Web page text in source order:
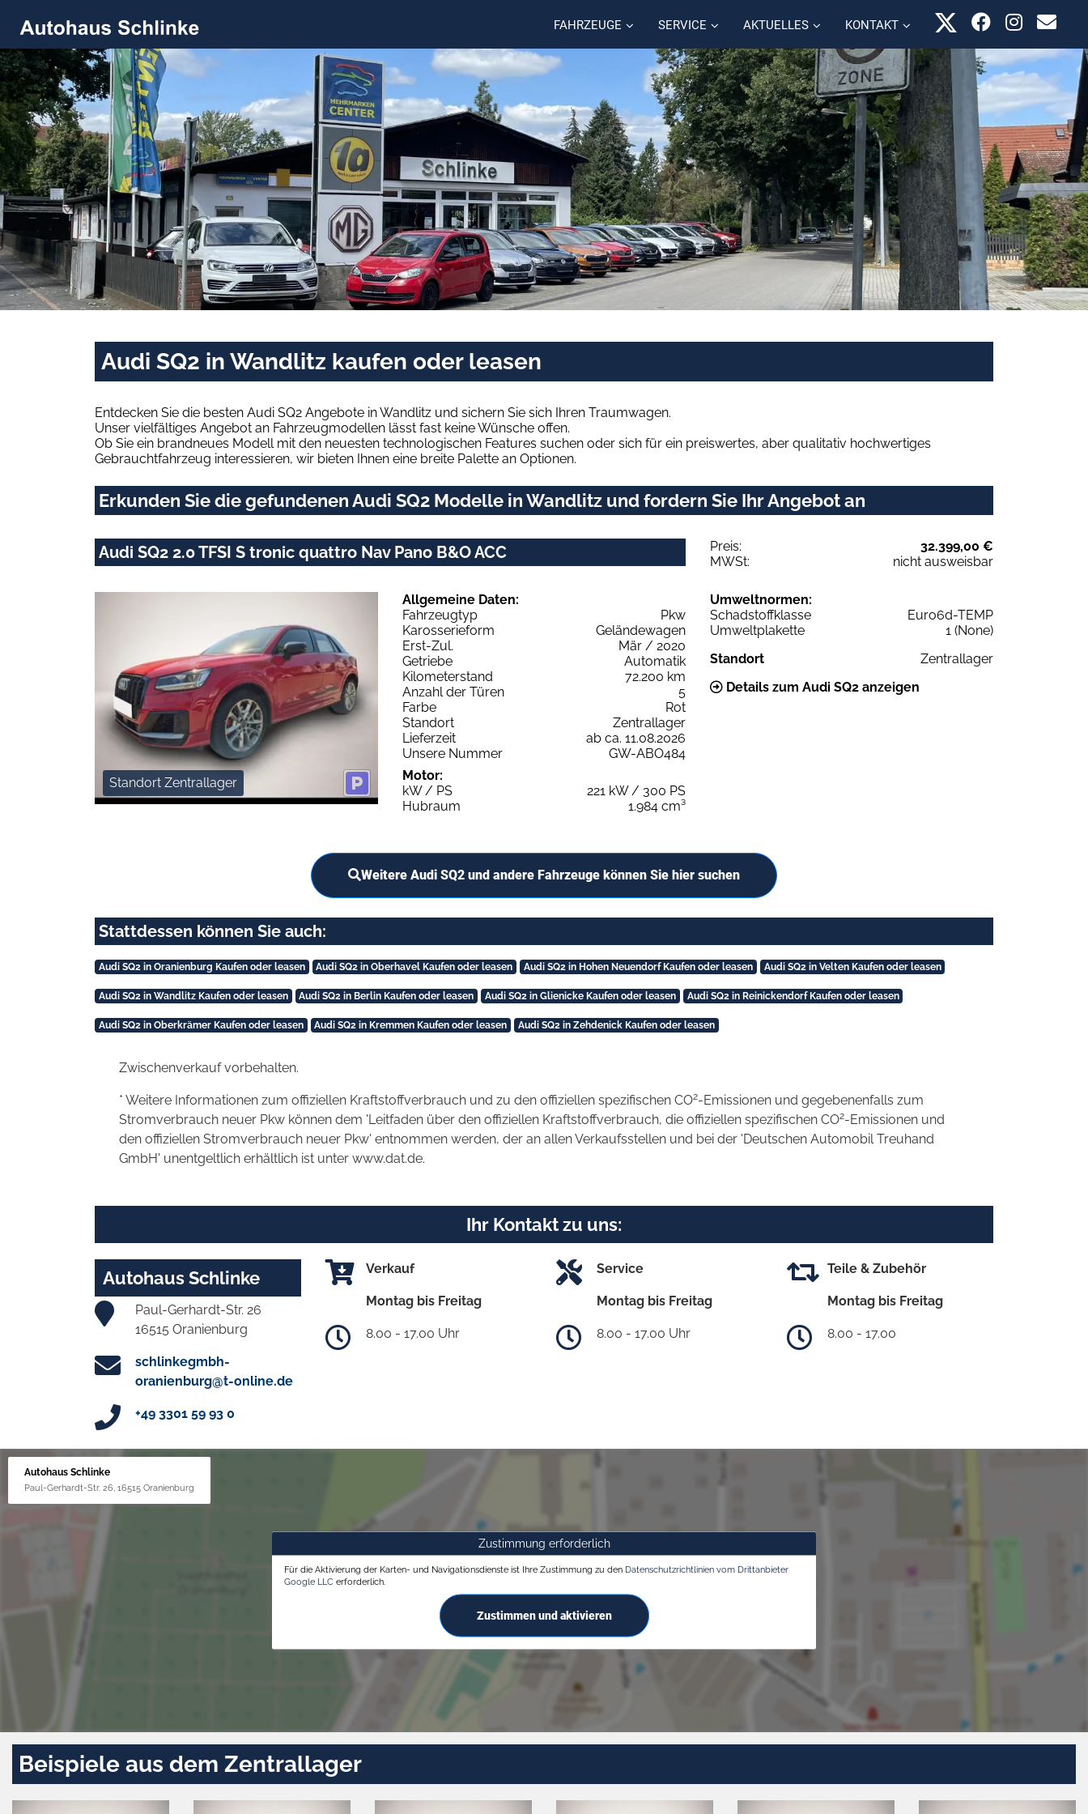
FAHRZEUGE SERVICE AKTUELLES KONTAKT
Audi SQ2 in Wandlitz kaufen oder leasen
Entdecken Sie die besten Audi SQ2 Angebote in Wandlitz und sichern Sie sich Ihren Traumwagen.
Unser vielfältiges Angebot an Fahrzeugmodellen lässt fast keine Wünsche offen.
Ob Sie ein brandneues Modell mit den neuesten technologischen Features suchen oder sich für ein preiswertes, aber qualitativ hochwertiges
Gebrauchtfahrzeug interessieren, wir bieten Ihnen eine breite Palette an Optionen.
Erkunden Sie die gefundenen Audi SQ2 Modelle in Wandlitz und fordern Sie Ihr Angebot an
Audi SQ2 2.0 TFSI S tronic quattro Nav Pano B&O ACC Preis:
32.399,00 €
MWSt:
nicht ausweisbar
Standort Zentrallager
Allgemeine Daten:
Fahrzeugtyp
Pkw
Karosserieform
Geländewagen
Erst-Zul.
Mär / 2020
Getriebe
Automatik
Kilometerstand
72.200 km
Anzahl der Türen
5
Farbe
Rot
Standort
Zentrallager
Lieferzeit
ab ca. 11.08.2026
Unsere Nummer
GW-ABO484
Motor:
kW / PS
221 kW / 300 PS
Hubraum
1.984 cm³
Umweltnormen:
Schadstoffklasse
Euro6d-TEMP
Umweltplakette
1 (None)
Standort
Zentrallager
Details zum Audi SQ2 anzeigen
Weitere Audi SQ2 und andere Fahrzeuge können Sie hier suchen
Stattdessen können Sie auch:
Audi SQ2 in Oranienburg Kaufen oder leasen Audi SQ2 in Oberhavel Kaufen oder leasen Audi SQ2 in Hohen Neuendorf Kaufen oder leasen Audi SQ2 in Velten Kaufen oder leasen
Audi SQ2 in Wandlitz Kaufen oder leasen Audi SQ2 in Berlin Kaufen oder leasen Audi SQ2 in Glienicke Kaufen oder leasen Audi SQ2 in Reinickendorf Kaufen oder leasen
Audi SQ2 in Oberkrämer Kaufen oder leasen Audi SQ2 in Kremmen Kaufen oder leasen Audi SQ2 in Zehdenick Kaufen oder leasen
Zwischenverkauf vorbehalten.
* Weitere Informationen zum offiziellen Kraftstoffverbrauch und zu den offiziellen spezifischen CO2-Emissionen und gegebenenfalls zum
Stromverbrauch neuer Pkw können dem 'Leitfaden über den offiziellen Kraftstoffverbrauch, die offiziellen spezifischen CO2-Emissionen und
den offiziellen Stromverbrauch neuer Pkw' entnommen werden, der an allen Verkaufsstellen und bei der 'Deutschen Automobil Treuhand
GmbH' unentgeltlich erhältlich ist unter www.dat.de.
Ihr Kontakt zu uns:
Autohaus Schlinke
Paul-Gerhardt-Str. 26
16515 Oranienburg
schlinkegmbh-
oranienburg@t-online.de
+49 3301 59 93 0
Verkauf
Montag bis Freitag
8.00 - 17.00 Uhr
Service
Montag bis Freitag
8.00 - 17.00 Uhr
Teile & Zubehör
Montag bis Freitag
8.00 - 17.00
Autohaus Schlinke
Paul-Gerhardt-Str. 26, 16515 Oranienburg
Zustimmung erforderlich
Für die Aktivierung der Karten- und Navigationsdienste ist Ihre Zustimmung zu den Datenschutzrichtlinien vom Drittanbieter
Google LLC erforderlich.
Zustimmen und aktivieren
Beispiele aus dem Zentrallager